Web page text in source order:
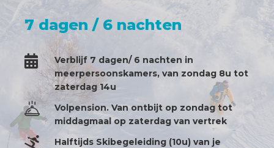
7 dagen / 6 nachten
Verblijf 7 dagen/ 6 nachten in
meerpersoonskamers, van zondag 8u tot
zaterdag 14u
Volpension. Van ontbijt op zondag tot
middagmaal op zaterdag van vertrek
Halftijds Skibegeleiding (10u) van je
6 dagen / 5 nachten
Verblijf 6 dagen/ 5 nachten in
meerpersoonskamers, van zondag 8u tot
vrijdag 9u30
Volpension. Van ontbijt op zondag tot
middagmaal tot vrijdagmiddag
Halftijds Skibegeleiding (10u) van je
Aankomst op zaerdagavond vanaf 18u;
met avondeten
Voltijds lessen 23u
Buitenpiste proigramma ( halftijds)